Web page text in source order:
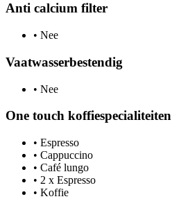
Anti calcium filter
• Nee
Vaatwasserbestendig
• Nee
One touch koffiespecialiteiten
• Espresso
• Cappuccino
• Café lungo
• 2 x Espresso
• Koffie